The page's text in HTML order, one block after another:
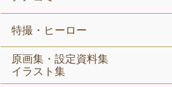
特撮・ヒーロー
原画集・設定資料集
イラスト集